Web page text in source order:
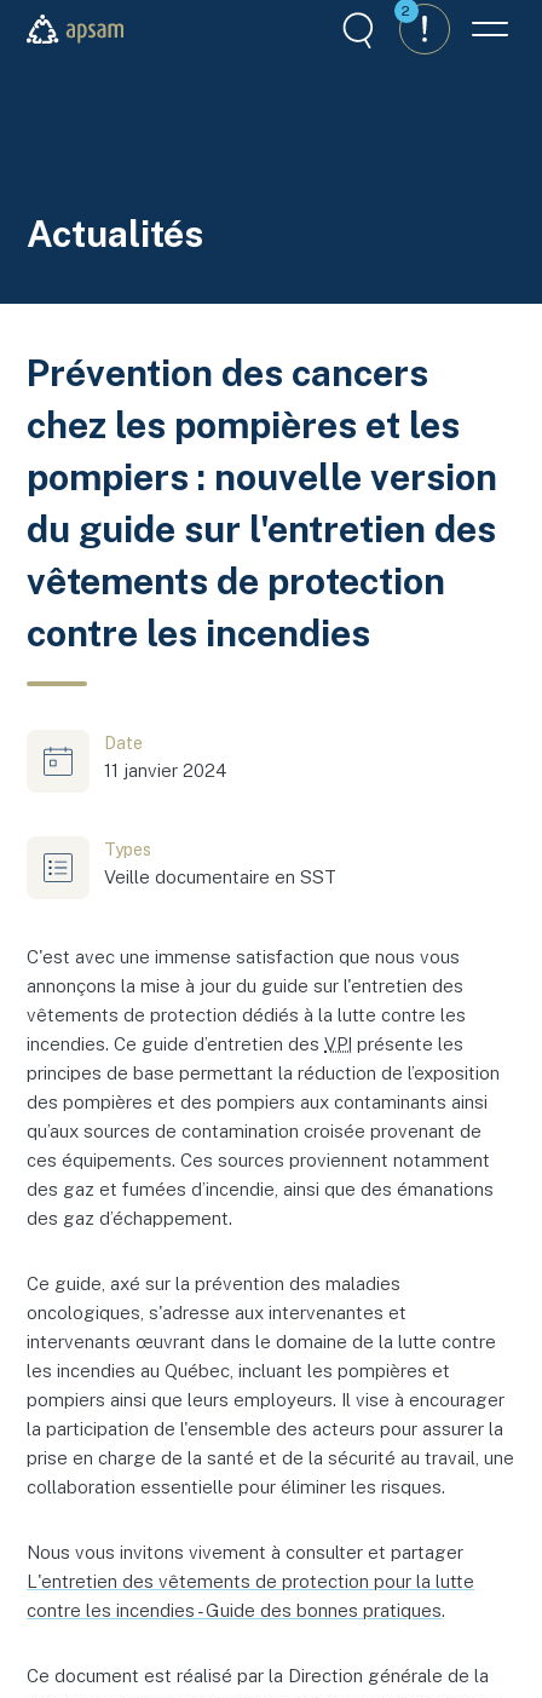
Aller au contenu principal
RechercheAlertes
2
Menu
Actualités
Prévention des cancers
chez les pompières et les
pompiers : nouvelle version
du guide sur l'entretien des
vêtements de protection
contre les incendies
Date
11 janvier 2024
Types
Veille documentaire en SST
C'est avec une immense satisfaction que nous vous
annonçons la mise à jour du guide sur l'entretien des
vêtements de protection dédiés à la lutte contre les
incendies. Ce guide d’entretien desVPI présente les
principes de base permettant la réduction de l’exposition
des pompières et des pompiers aux contaminants ainsi
qu’aux sources de contamination croisée provenant de
ces équipements. Ces sources proviennent notamment
des gaz et fumées d’incendie, ainsi que des émanations
des gaz d’échappement.
Ce guide, axé sur la prévention des maladies
oncologiques, s'adresse aux intervenantes et
intervenants œuvrant dans le domaine de la lutte contre
les incendies au Québec, incluant les pompières et
pompiers ainsi que leurs employeurs. Il vise à encourager
la participation de l'ensemble des acteurs pour assurer la
prise en charge de la santé et de la sécurité au travail, une
collaboration essentielle pour éliminer les risques.
Nous vous invitons vivement à consulter et partager
L'entretien des vêtements de protection pour la lutte
contre les incendies - Guide des bonnes pratiques.
Ce document est réalisé par la Direction générale de la